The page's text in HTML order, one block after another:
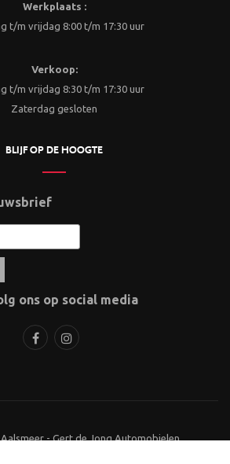
Werkplaats :
t/m vrijdag 8:00 t/m 17:30 uur
Verkoop:
t/m vrijdag 8:30 t/m 17:30 uur
Zaterdag gesloten
BLIJF OP DE HOOGTE
ons op social media
- Gert de Jong Automobielen